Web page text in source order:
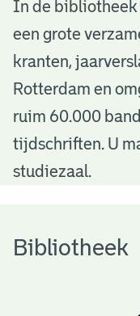
B
b
o
h
In de bibliotheek
een grote
kranten,
Rotterdam en
ruim 60.000
tijdschriften. U
studiezaal.
Bibliotheek